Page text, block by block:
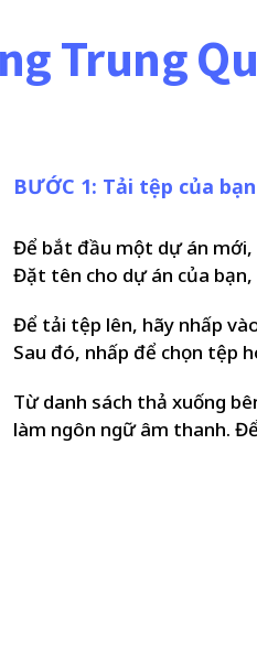
Trung
BƯỚC 1: Tải tệp của
Để bắt đầu một dự án mới,
Đặt tên cho dự án của
Để tải tệp lên, hãy nhấp
Sau đó, nhấp để chọn tệp
Từ danh sách thả xuống
làm ngôn ngữ âm thanh.